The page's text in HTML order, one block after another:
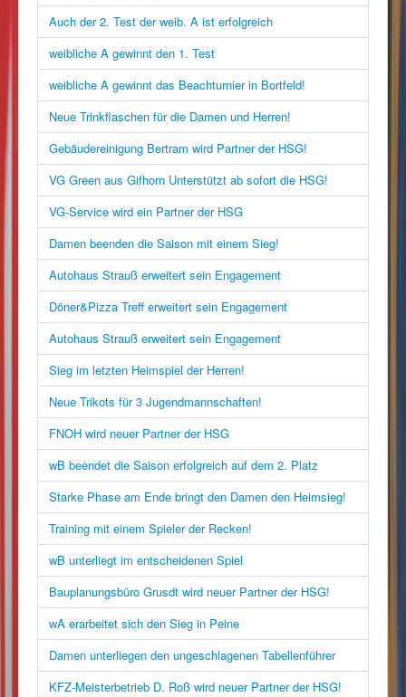
Auch der 2. Test der weib. A ist erfolgreich
weibliche A gewinnt den 1. Test
weibliche A gewinnt das Beachturnier in Bortfeld!
Neue Trinkflaschen für die Damen und Herren!
Gebäudereinigung Bertram wird Partner der HSG!
VG Green aus Gifhorn Unterstützt ab sofort die HSG!
VG-Service wird ein Partner der HSG
Damen beenden die Saison mit einem Sieg!
Autohaus Strauß erweitert sein Engagement
Döner&Pizza Treff erweitert sein Engagement
Autohaus Strauß erweitert sein Engagement
Sieg im letzten Heimspiel der Herren!
Neue Trikots für 3 Jugendmannschaften!
FNOH wird neuer Partner der HSG
wB beendet die Saison erfolgreich auf dem 2. Platz
Starke Phase am Ende bringt den Damen den Heimsieg!
Training mit einem Spieler der Recken!
wB unterliegt im entscheidenen Spiel
Bauplanungsbüro Grusdt wird neuer Partner der HSG!
wA erarbeitet sich den Sieg in Peine
Damen unterliegen den ungeschlagenen Tabellenführer
KFZ-Meisterbetrieb D. Roß wird neuer Partner der HSG!